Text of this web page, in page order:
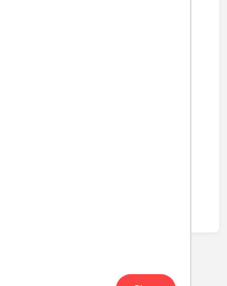
kompetisi global.